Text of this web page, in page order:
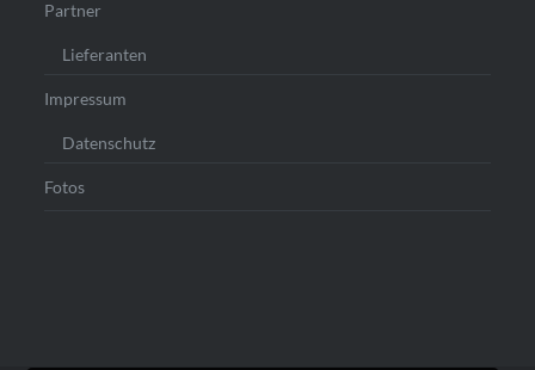
Partner
Lieferanten
Impressum
Datenschutz
Fotos